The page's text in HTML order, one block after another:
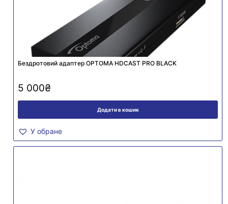
Бездротовий адаптер OPTOMA HDCAST PRO BLACK
5 000₴
Додати в кошик
У обране